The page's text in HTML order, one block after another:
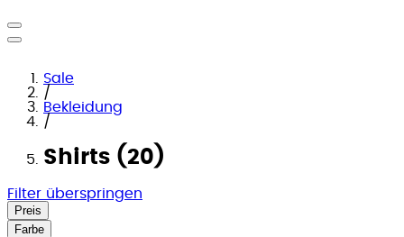
Sale
/
Bekleidung
/
Shirts (20)
Filter überspringen
Preis
Farbe